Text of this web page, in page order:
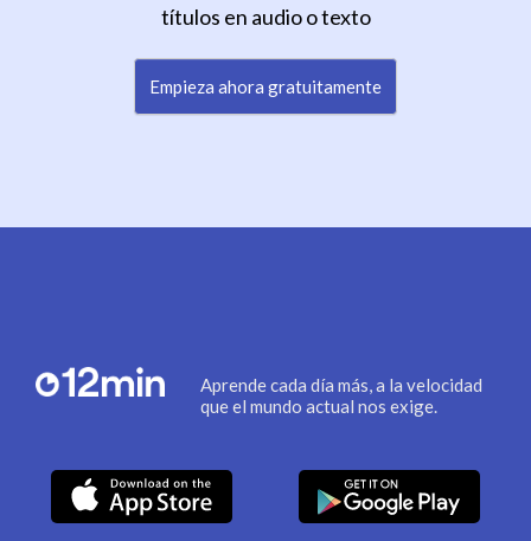
títulos en audio o texto
Empieza ahora gratuitamente
Aprende cada día más, a la velocidad
que el mundo actual nos exige.